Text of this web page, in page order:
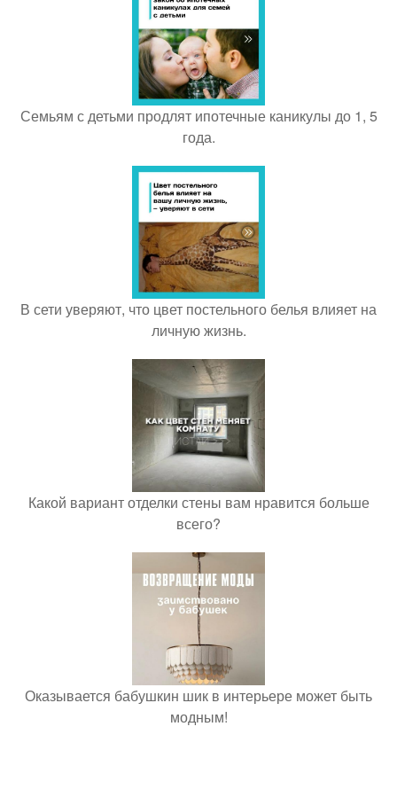
Семьям с детьми продлят ипотечные каникулы до 1, 5
года.
В сети уверяют, что цвет постельного белья влияет на
личную жизнь.
Какой вариант отделки стены вам нравится больше
всего?
Оказывается бабушкин шик в интерьере может быть
модным!